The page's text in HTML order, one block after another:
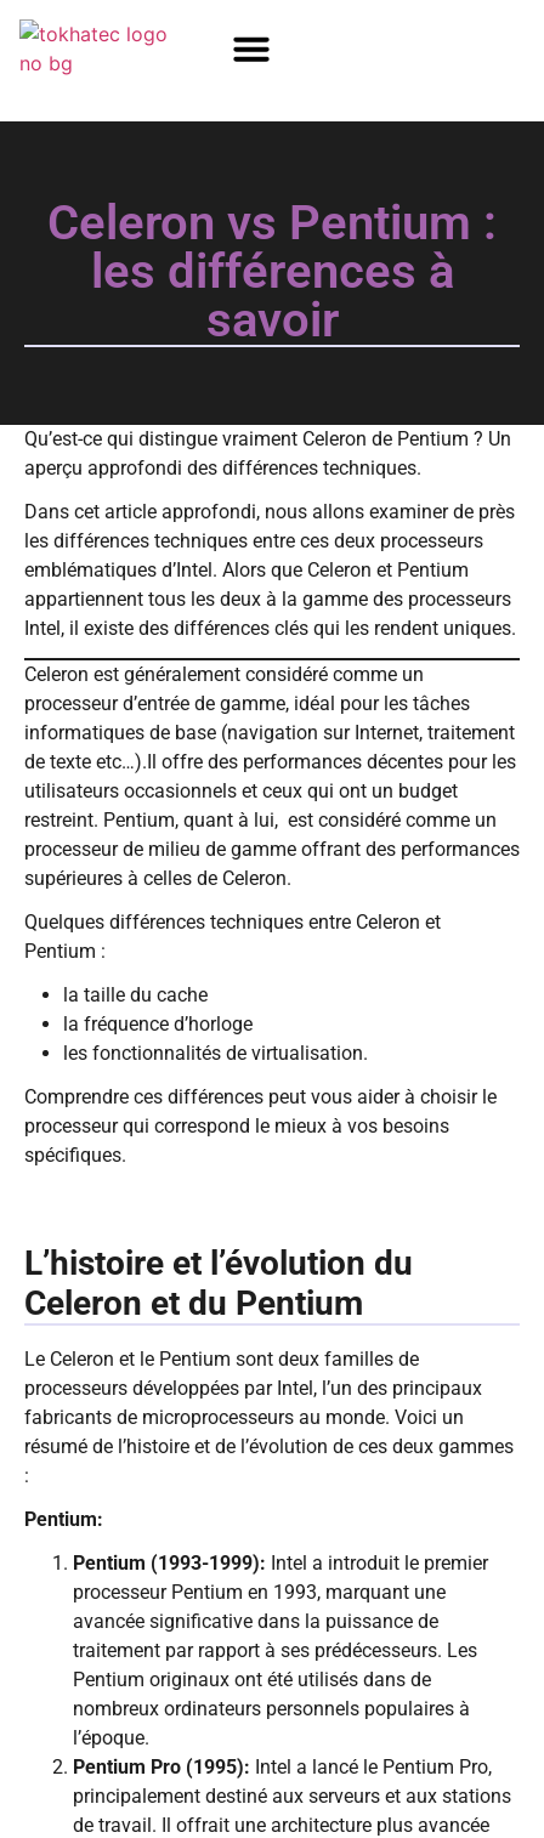
Celeron vs Pentium :
les différences à
savoir
Qu’est-ce qui distingue vraiment Celeron de Pentium ? Un
aperçu approfondi des différences techniques.
Dans cet article approfondi, nous allons examiner de près
les différences techniques entre ces deux processeurs
emblématiques d’Intel. Alors que Celeron et Pentium
appartiennent tous les deux à la gamme des processeurs
Intel, il existe des différences clés qui les rendent uniques.
Celeron est généralement considéré comme un
processeur d’entrée de gamme, idéal pour les tâches
informatiques de base (navigation sur Internet, traitement
de texte etc…).Il offre des performances décentes pour les
utilisateurs occasionnels et ceux qui ont un budget
restreint. Pentium, quant à lui, est considéré comme un
processeur de milieu de gamme offrant des performances
supérieures à celles de Celeron.
Quelques différences techniques entre Celeron et
Pentium :
la taille du cache
la fréquence d’horloge
les fonctionnalités de virtualisation.
Comprendre ces différences peut vous aider à choisir le
processeur qui correspond le mieux à vos besoins
spécifiques.
L’histoire et l’évolution du
Celeron et du Pentium
Le Celeron et le Pentium sont deux familles de
processeurs développées par Intel, l’un des principaux
fabricants de microprocesseurs au monde. Voici un
résumé de l’histoire et de l’évolution de ces deux gammes
:
Pentium:
Pentium (1993-1999): Intel a introduit le premier
processeur Pentium en 1993, marquant une
avancée significative dans la puissance de
traitement par rapport à ses prédécesseurs. Les
Pentium originaux ont été utilisés dans de
nombreux ordinateurs personnels populaires à
l’époque.
Pentium Pro (1995): Intel a lancé le Pentium Pro,
principalement destiné aux serveurs et aux stations
de travail. Il offrait une architecture plus avancée